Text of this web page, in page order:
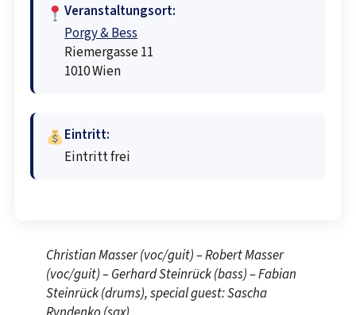
Veranstaltungsort:
Porgy & Bess
Riemergasse 11
1010 Wien
Eintritt:
Eintritt frei
Christian Masser (voc/guit) – Robert Masser
(voc/guit) – Gerhard Steinrück (bass) – Fabian
Steinrück (drums), special guest: Sascha